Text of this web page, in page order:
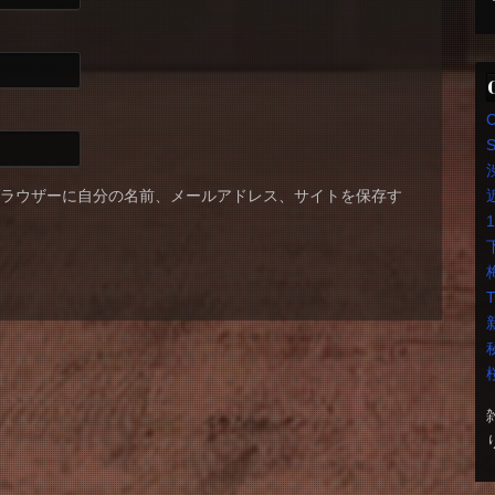
ウザーに自分の名前、メールアドレス、サイトを保存す